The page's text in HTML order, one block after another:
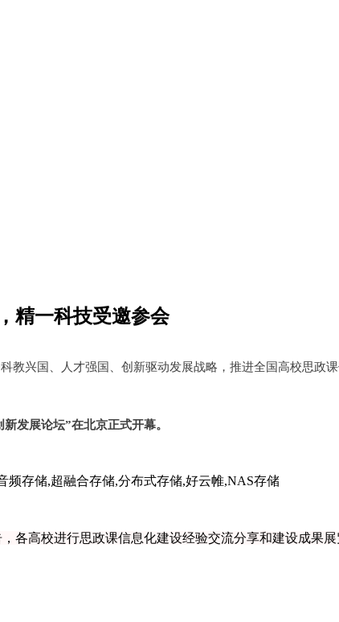
精一科技受邀参会
教兴国、人才强国、创新驱动发展战略，推进全国高校思政
发展论坛”在北京正式开幕。
各高校进行思政课信息化建设经验交流分享和建设成果展